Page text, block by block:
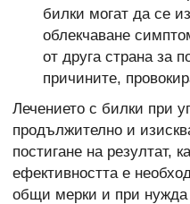
билки могат да се
облекчаване
от друга страна за
причините,
Лечението с билки при
продължително и
постигане на резултат,
ефективността е
общи мерки и при нужда